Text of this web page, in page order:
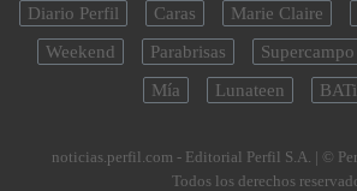
Diario Perfil Caras Marie Claire
Weekend
Parabrisas Supercampo
Mía
Lunateen
noticias.perfil.com - Editorial Perfil S.A. | ©
Todos los derechos